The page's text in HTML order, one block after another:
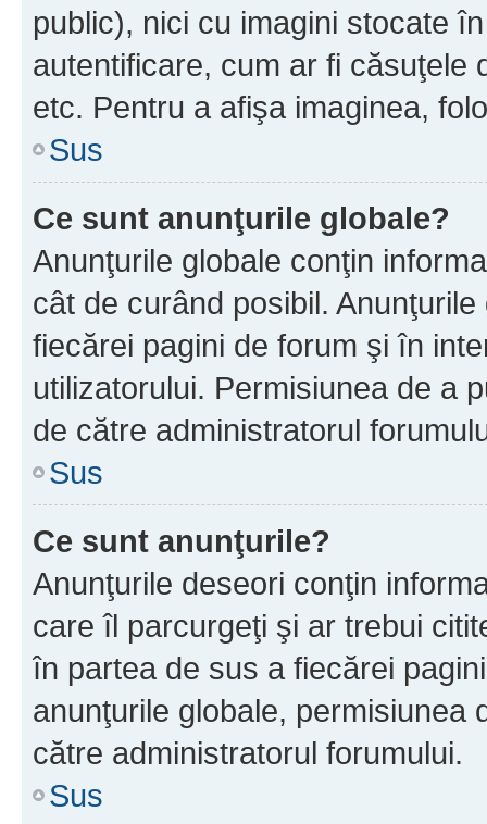
public), nici cu imagini stocate
autentificare, cum ar fi căsuţele
etc. Pentru a afişa imaginea,
Sus
Ce sunt anunţurile globale?
Anunţurile globale conţin
cât de curând posibil.
fiecărei pagini de forum şi în
utilizatorului. Permisiunea de a
de către administratorul
Sus
Ce sunt anunţurile?
Anunţurile deseori conţin
care îl parcurgeţi şi ar trebui
în partea de sus a fiecărei
anunţurile globale, permisiunea
către administratorul forumului.
Sus